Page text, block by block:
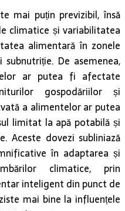
mai puțin previzibil, însă
climatice și variabilitatea
alimentară în zonele
De asemenea,
ar putea fi afectate
gospodăriilor și
a alimentelor ar putea
limitat la apă potabilă și
Aceste dovezi subliniază
în adaptarea și
climatice, prin
inteligent din punct de
mai bine la influențele